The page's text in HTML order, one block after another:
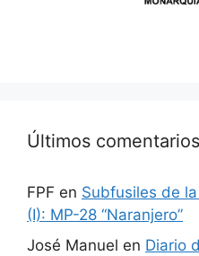
Últimos comentarios
FPF en Subfusiles de
(I): MP-28 “Naranjero”
José Manuel en Diario